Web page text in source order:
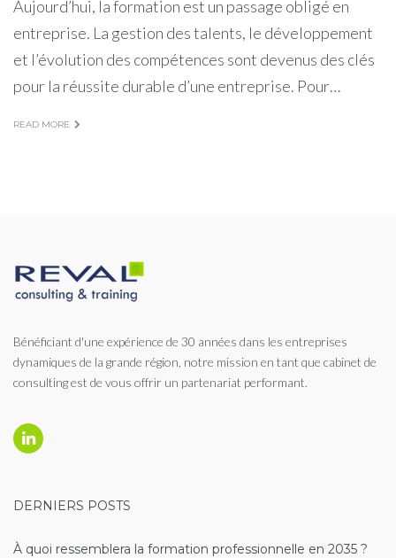
Aujourd’hui, la formation est un passage obligé en
entreprise. La gestion des talents, le développement
et l’évolution des compétences sont devenus des clés
pour la réussite durable d’une entreprise. Pour…
READ MORE
Bénéficiant d'une expérience de 30 années dans les entreprises
dynamiques de la grande région, notre mission en tant que cabinet de
consulting est de vous offrir un partenariat performant.
DERNIERS POSTS
À quoi ressemblera la formation professionnelle en 2035 ?